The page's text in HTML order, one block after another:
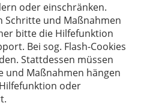
oder einschränken.
Schritte und Maßnahmen
bitte die Hilfefunktion
Bei sog. Flash-Cookies
Stattdessen müssen
und Maßnahmen hängen
oder